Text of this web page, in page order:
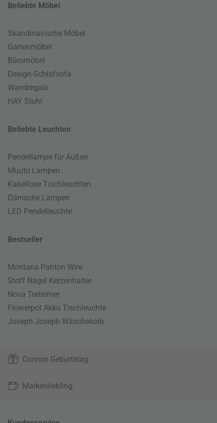
Beliebte Möbel
Skandinavische Möbel
Gartenmöbel
Büromöbel
Design-Schlafsofa
Wandregale
HAY Stuhl
Beliebte Leuchten
Pendellampe für Außen
Muuto Lampen
Kabellose Tischleuchten
Dänische Lampen
LED Pendelleuchte
Bestseller
Montana Panton Wire
Stoff Nagel Kerzenhalter
Nova Treteimer
Flowerpot Akku Tischleuchte
Joseph Joseph Wäschekorb
Connox Geburtstag
Markenliebling